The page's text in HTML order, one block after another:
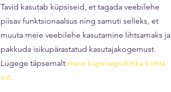
Tavid kasutab küpsiseid, et tagada veebilehe
piisav funktsionaalsus ning samuti selleks, et
muuta meie veebilehe kasutamine lihtsamaks ja
pakkuda isikupärastatud kasutajakogemust.
Lugege täpsemalt meie küpsisepoliitika kohta
siit.